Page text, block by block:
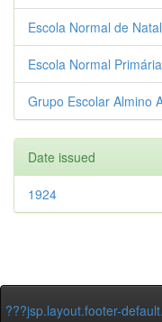
Escola Normal de
Escola Normal
Grupo Escolar Almino
Date issued
1924
???jsp.layout.footer-